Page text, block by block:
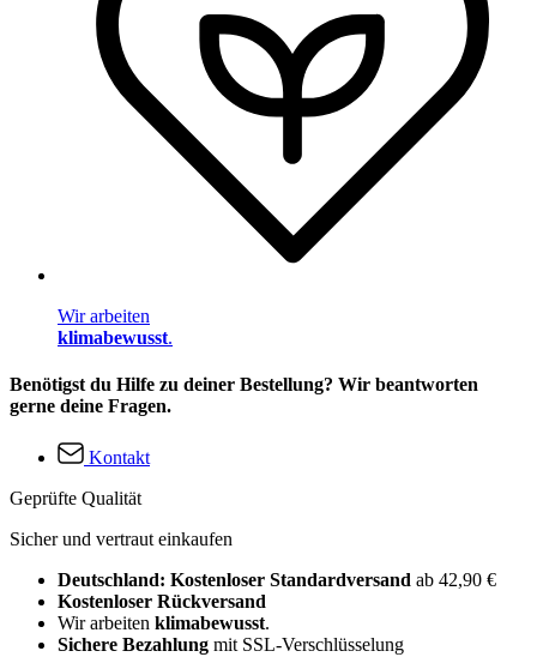
Wir arbeiten
klimabewusst.
Benötigst du Hilfe zu deiner Bestellung? Wir beantworten
gerne deine Fragen.
Kontakt
Geprüfte Qualität
Sicher und vertraut einkaufen
Deutschland: Kostenloser Standardversand ab 42,90 €
Kostenloser Rückversand
Wir arbeiten klimabewusst.
Sichere Bezahlung mit SSL-Verschlüsselung